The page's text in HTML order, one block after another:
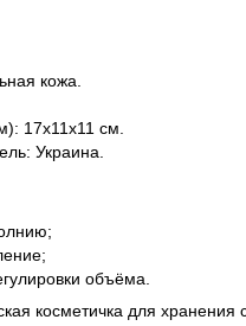
кожа.
17х11х11 см.
Украина.
объёма.
косметичка для хранения